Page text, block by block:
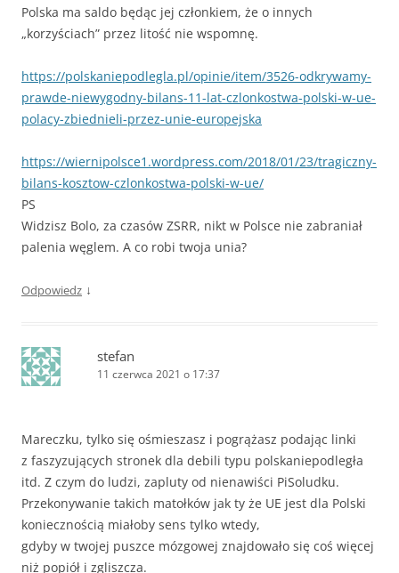
Polska ma saldo będąc jej członkiem, że o innych
„korzyściach” przez litość nie wspomnę.
https://polskaniepodlegla.pl/opinie/item/3526-odkrywamy-
prawde-niewygodny-bilans-11-lat-czlonkostwa-polski-w-ue-
polacy-zbiednieli-przez-unie-europejska
https://wiernipolsce1.wordpress.com/2018/01/23/tragiczny-
bilans-kosztow-czlonkostwa-polski-w-ue/
PS
Widzisz Bolo, za czasów ZSRR, nikt w Polsce nie zabraniał
palenia węglem. A co robi twoja unia?
Odpowiedz ↓
stefan
11 czerwca 2021 o 17:37
Mareczku, tylko się ośmieszasz i pogrążasz podając linki
z faszyzujących stronek dla debili typu polskaniepodległa
itd. Z czym do ludzi, zapluty od nienawiści PiSoludku.
Przekonywanie takich matołków jak ty że UE jest dla Polski
koniecznością miałoby sens tylko wtedy,
gdyby w twojej puszce mózgowej znajdowało się coś więcej
niż popiół i zgliszcza.